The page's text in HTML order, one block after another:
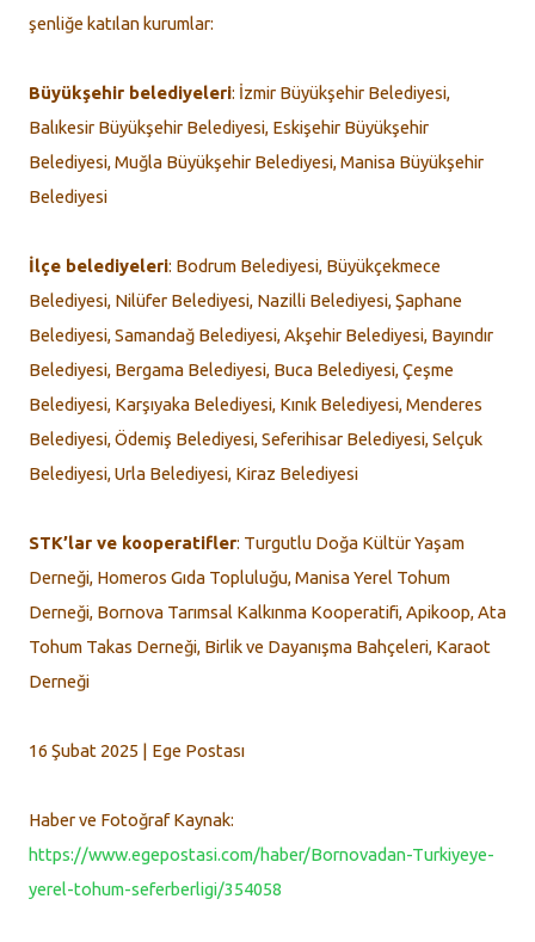
şenliğe katılan kurumlar:
Büyükşehir belediyeleri: İzmir Büyükşehir Belediyesi,
Balıkesir Büyükşehir Belediyesi, Eskişehir Büyükşehir
Belediyesi, Muğla Büyükşehir Belediyesi, Manisa Büyükşehir
Belediyesi
İlçe belediyeleri: Bodrum Belediyesi, Büyükçekmece
Belediyesi, Nilüfer Belediyesi, Nazilli Belediyesi, Şaphane
Belediyesi, Samandağ Belediyesi, Akşehir Belediyesi, Bayındır
Belediyesi, Bergama Belediyesi, Buca Belediyesi, Çeşme
Belediyesi, Karşıyaka Belediyesi, Kınık Belediyesi, Menderes
Belediyesi, Ödemiş Belediyesi, Seferihisar Belediyesi, Selçuk
Belediyesi, Urla Belediyesi, Kiraz Belediyesi
STK’lar ve kooperatifler: Turgutlu Doğa Kültür Yaşam
Derneği, Homeros Gıda Topluluğu, Manisa Yerel Tohum
Derneği, Bornova Tarımsal Kalkınma Kooperatifi, Apikoop, Ata
Tohum Takas Derneği, Birlik ve Dayanışma Bahçeleri, Karaot
Derneği
16 Şubat 2025 | Ege Postası
Haber ve Fotoğraf Kaynak:
https://www.egepostasi.com/haber/Bornovadan-Turkiyeye-
yerel-tohum-seferberligi/354058